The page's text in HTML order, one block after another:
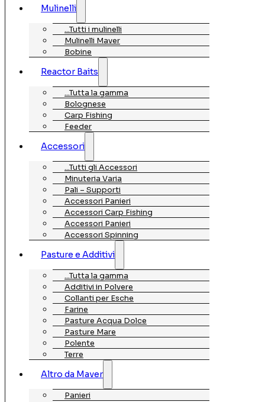
Mulinelli
…Tutti i mulinelli
Mulinelli Maver
Bobine
Reactor Baits
…Tutta la gamma
Bolognese
Carp Fishing
Feeder
Accessori
…Tutti gli Accessori
Minuteria Varia
Pali – Supporti
Accessori Panieri
Accessori Carp Fishing
Accessori Panieri
Accessori Spinning
Pasture e Additivi
…Tutta la gamma
Additivi in Polvere
Collanti per Esche
Farine
Pasture Acqua Dolce
Pasture Mare
Polente
Terre
Altro da Maver
Panieri